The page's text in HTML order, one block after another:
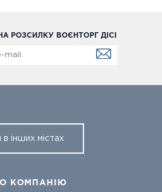
РОЗСИЛКУ ВОЄНТОРГ ДІСІ
в інших містах
КОМПАНІЮ